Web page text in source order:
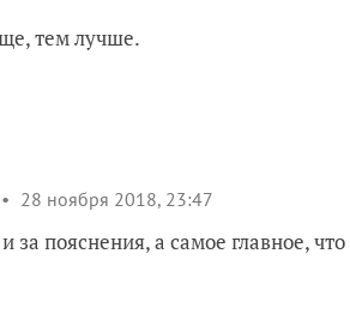
тем лучше.
28 ноября 2018, 23:47
за пояснения, а самое главное,